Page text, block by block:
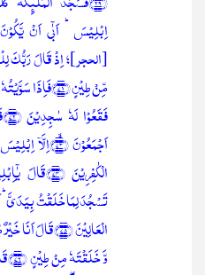
اِبۡلِیۡسَ ؕ اَبٰۤی اَنۡ یَّکُوۡنَ
[الحجر]؛ اِذۡ قَالَ رَبُّکَ
مِّنۡ طِیۡنٍ
اَجۡمَعُوۡنَ
الۡکٰفِرِیۡنَ
تَسۡجُدَ لِمَا خَلَقۡتُ
الۡعَالِیۡنَ
وَّ